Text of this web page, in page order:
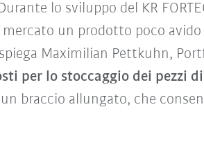
lo sviluppo del KR
un prodotto poco
spiega Maximilian Pettkuhn,
per lo stoccaggio dei pezzi
braccio allungato, che